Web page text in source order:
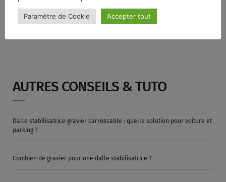
AUTRES CONSEILS & TUTO
Dalle stabilisatrice gravier carrossable : quelle solution pour voiture et
parking ?
Combien de gravier pour une dalle stabilisatrice ?
Paramètre de Cookie Accepter tout